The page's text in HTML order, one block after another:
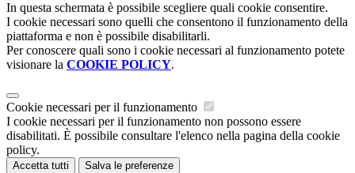
In questa schermata è possibile scegliere quali cookie consentire.
I cookie necessari sono quelli che consentono il funzionamento della
piattaforma e non è possibile disabilitarli.
Per conoscere quali sono i cookie necessari al funzionamento potete
visionare la COOKIE POLICY.
Cookie necessari per il funzionamento
I cookie necessari per il funzionamento non possono essere
disabilitati. È possibile consultare l'elenco nella pagina della cookie
policy.
Accetta tutti Salva le preferenze